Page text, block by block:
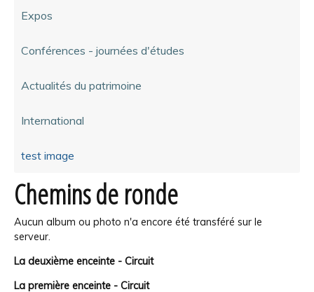
Expos
Conférences - journées d'études
Actualités du patrimoine
International
test image
Chemins de ronde
Aucun album ou photo n'a encore été transféré sur le
serveur.
La deuxième enceinte - Circuit
La première enceinte - Circuit